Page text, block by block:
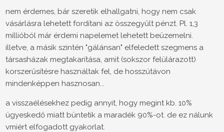
nem érdemes, bár szeretik elhallgatni, hogy nem csak
vásárlásra lehetett fordítani az összegyűlt pénzt. Pl. 1,3
millióból már érdemi napelemet lehetett beüzemelni.
illetve, a másik szintén "gálánsan" elfeledett szegmens a
társasházak megtakarítása, amit (sokszor felülárazott)
korszerűsítésre használtak fel, de hosszútávon
mindenképpen hasznosan...
a visszaélésekhez pedig annyit, hogy megint kb. 10%
ügyeskedő miatt büntetik a maradék 90%-ot. de ez nálunk
vmiért elfogadott gyakorlat.